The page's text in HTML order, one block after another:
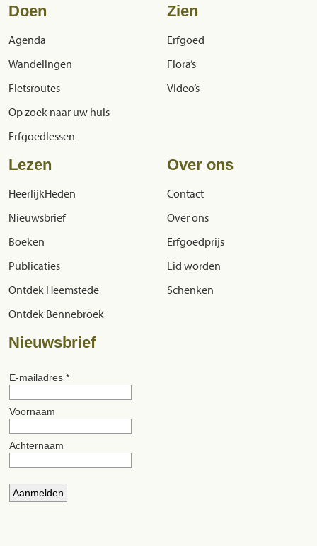
Doen
Agenda
Wandelingen
Fietsroutes
Op zoek naar uw huis
Erfgoedlessen
Zien
Erfgoed
Flora’s
Video’s
Lezen
HeerlijkHeden
Nieuwsbrief
Boeken
Publicaties
Ontdek Heemstede
Ontdek Bennebroek
Over ons
Contact
Over ons
Erfgoedprijs
Lid worden
Schenken
Nieuwsbrief